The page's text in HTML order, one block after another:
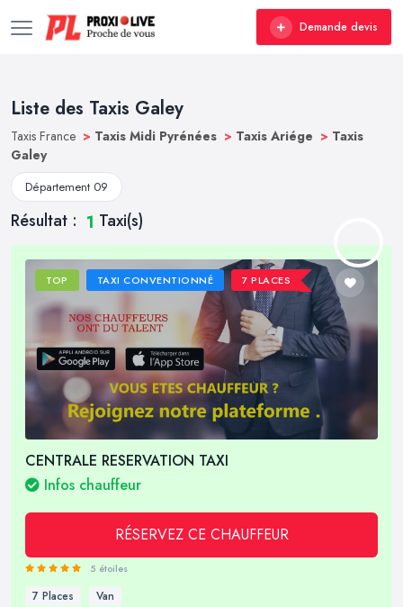
Demande devis
Liste des Taxis Galey
Taxis France > Taxis Midi Pyrénées > Taxis Ariége > Taxis
Galey
Département 09
Résultat : 1 Taxi(s)
TOP TAXI CONVENTIONNÉ 7 PLACES
CENTRALE RESERVATION TAXI
Infos chauffeur
RÉSERVEZ CE CHAUFFEUR
5 étoiles
7 Places Van